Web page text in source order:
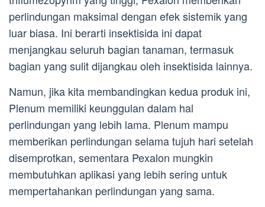
perlindungan maksimal dengan efek sistemik yang
luar biasa. Ini berarti insektisida ini dapat
menjangkau seluruh bagian tanaman, termasuk
bagian yang sulit dijangkau oleh insektisida lainnya.
Namun, jika kita membandingkan kedua produk ini,
Plenum memiliki keunggulan dalam hal
perlindungan yang lebih lama. Plenum mampu
memberikan perlindungan selama tujuh hari setelah
disemprotkan, sementara Pexalon mungkin
membutuhkan aplikasi yang lebih sering untuk
mempertahankan perlindungan yang sama.